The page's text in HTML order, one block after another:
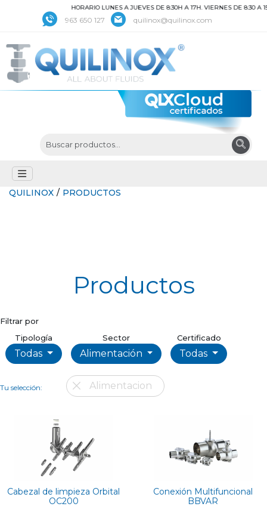
HORARIO LUNES A JUEVES DE 8:30H A 17H. VIERNES DE 8:30 A 15H
963 650 127 quilinox@quilinox.com
QUILINOX / PRODUCTOS
Productos
Filtrar por
Tipología
Todas
Sector
Alimentación
Certificado
Todas
Tu selección: Alimentacion
Cabezal de limpieza Orbital
OC200
Conexión Multifuncional
BBVAR